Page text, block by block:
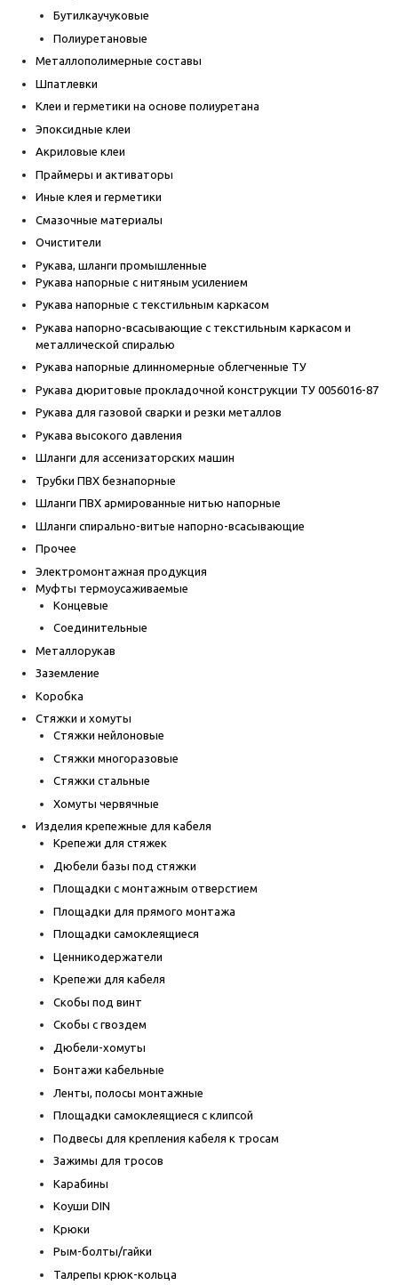
Бутилкаучуковые
Полиуретановые
Металлополимерные составы
Шпатлевки
Клеи и герметики на основе полиуретана
Эпоксидные клеи
Акриловые клеи
Праймеры и активаторы
Иные клея и герметики
Смазочные материалы
Очистители
Рукава, шланги промышленные
Рукава напорные с нитяным усилением
Рукава напорные с текстильным каркасом
Рукава напорно-всасывающие с текстильным каркасом и
металлической спиралью
Рукава напорные длинномерные облегченные ТУ
Рукава дюритовые прокладочной конструкции ТУ 0056016-87
Рукава для газовой сварки и резки металлов
Рукава высокого давления
Шланги для ассенизаторских машин
Трубки ПВХ безнапорные
Шланги ПВХ армированные нитью напорные
Шланги спирально-витые напорно-всасывающие
Прочее
Электромонтажная продукция
Муфты термоусаживаемые
Концевые
Соединительные
Металлорукав
Заземление
Коробка
Стяжки и хомуты
Стяжки нейлоновые
Стяжки многоразовые
Стяжки стальные
Хомуты червячные
Изделия крепежные для кабеля
Крепежи для стяжек
Дюбели базы под стяжки
Площадки с монтажным отверстием
Площадки для прямого монтажа
Площадки самоклеящиеся
Ценникодержатели
Крепежи для кабеля
Скобы под винт
Скобы с гвоздем
Дюбели-хомуты
Бонтажи кабельные
Ленты, полосы монтажные
Площадки самоклеящиеся с клипсой
Подвесы для крепления кабеля к тросам
Зажимы для тросов
Карабины
Коуши DIN
Крюки
Рым-болты/гайки
Талрепы крюк-кольца